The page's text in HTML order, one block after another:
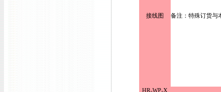
接线图 备注：特殊订货与
HR-WP-X